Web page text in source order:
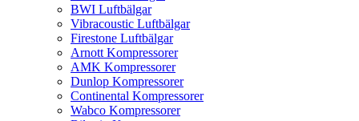
BWI Luftbälgar
Vibracoustic Luftbälgar
Firestone Luftbälgar
Arnott Kompressorer
AMK Kompressorer
Dunlop Kompressorer
Continental Kompressorer
Wabco Kompressorer